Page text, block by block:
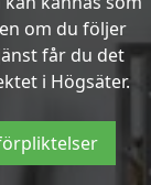
om du följer
får du det
i Högsäter.